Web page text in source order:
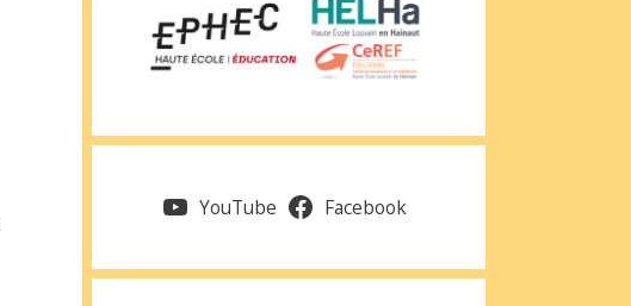
YouTube Facebook